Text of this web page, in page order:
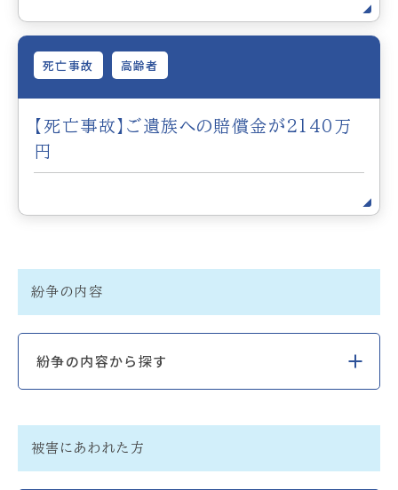
死亡事故 高齢者
【死亡事故】ご遺族への賠償金が2140万
円
紛争の内容
紛争の内容から探す
被害にあわれた方